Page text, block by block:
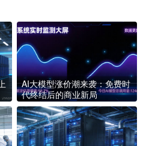
AI大模型涨价潮来袭：免费时
代终结后的商业新局